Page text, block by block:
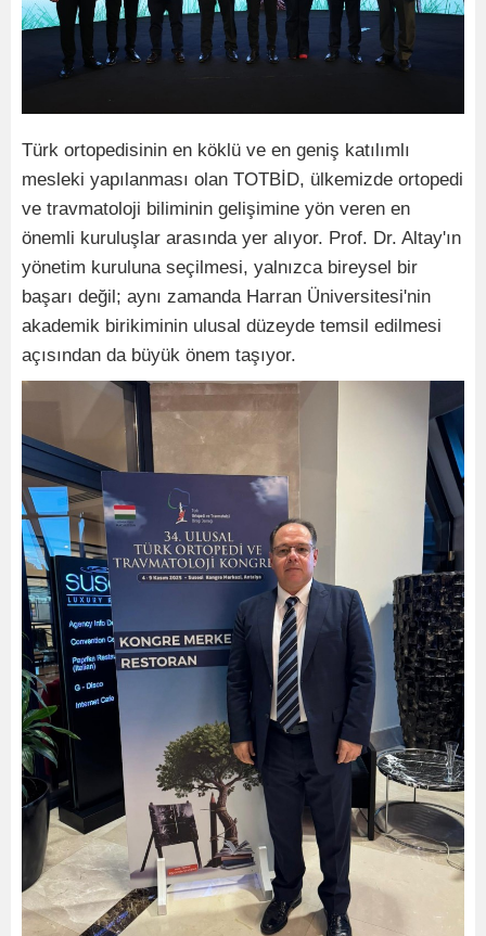
Türk ortopedisinin en köklü ve en geniş katılımlı
mesleki yapılanması olan TOTBİD, ülkemizde ortopedi
ve travmatoloji biliminin gelişimine yön veren en
önemli kuruluşlar arasında yer alıyor. Prof. Dr. Altay'ın
yönetim kuruluna seçilmesi, yalnızca bireysel bir
başarı değil; aynı zamanda Harran Üniversitesi'nin
akademik birikiminin ulusal düzeyde temsil edilmesi
açısından da büyük önem taşıyor.